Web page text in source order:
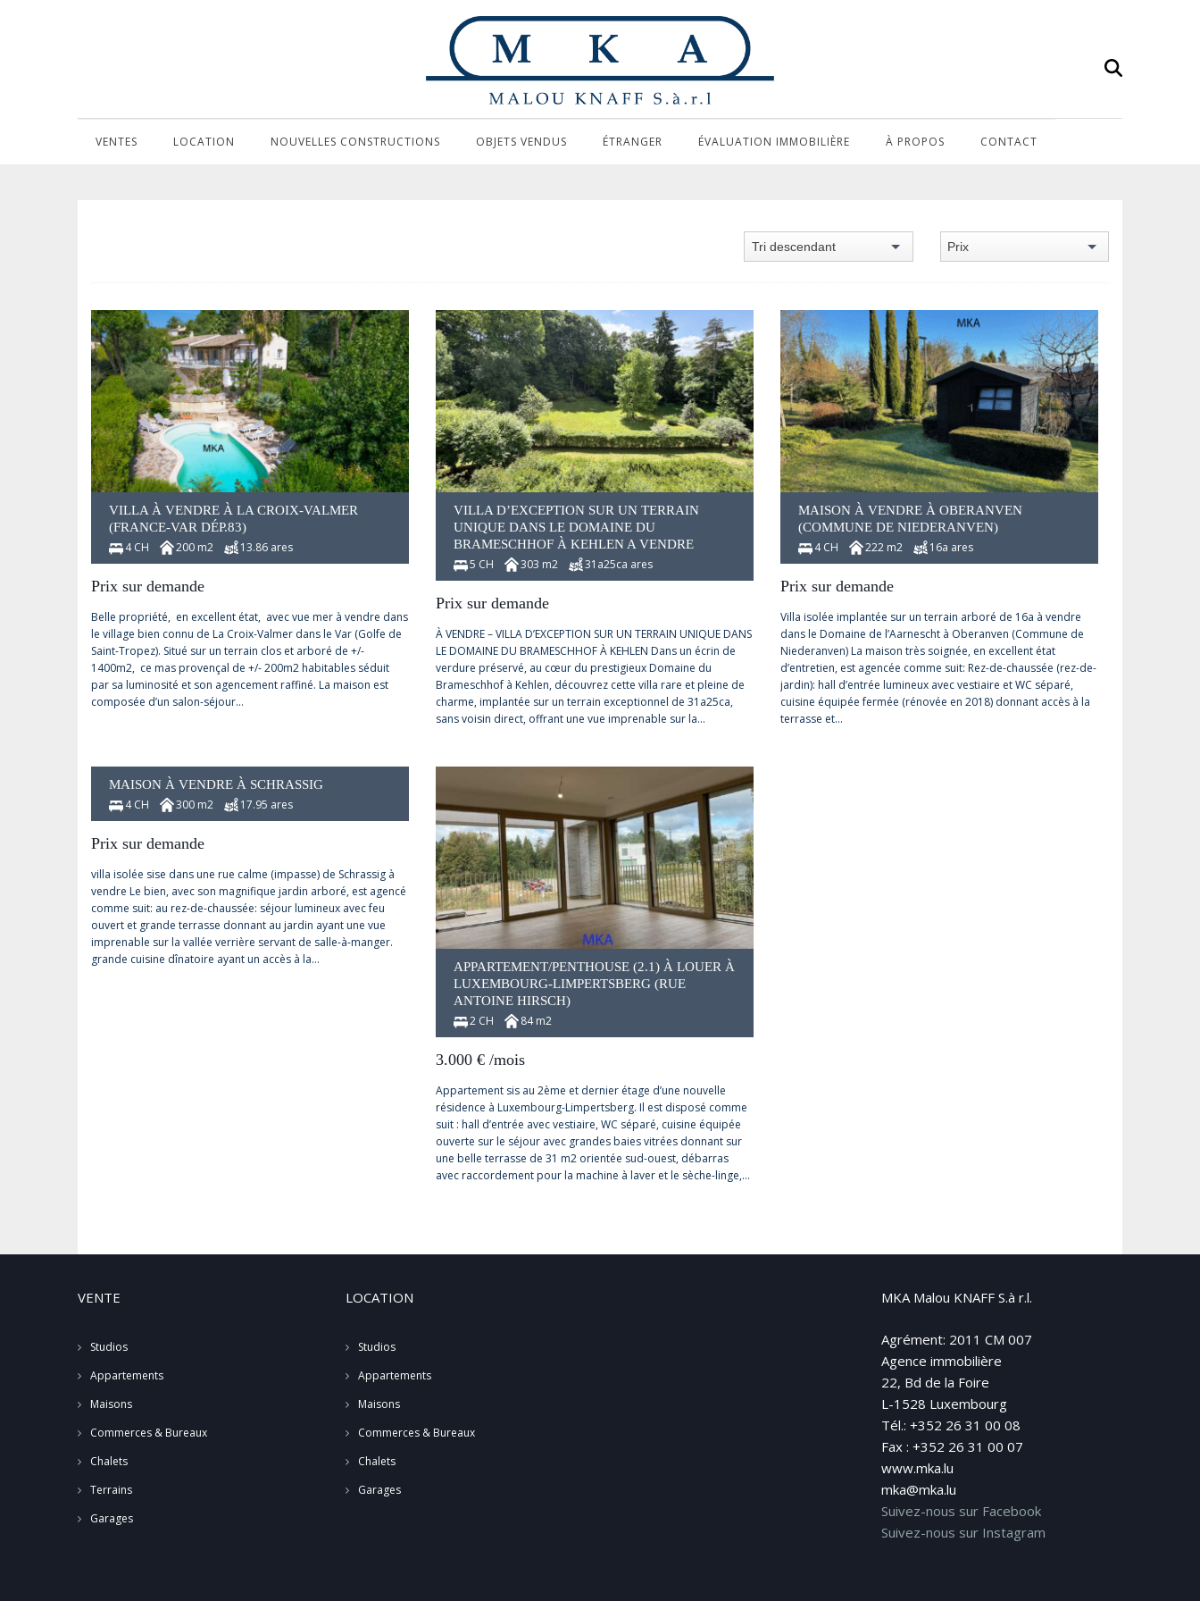
VENTES LOCATION NOUVELLES CONSTRUCTIONS OBJETS VENDUS ÉTRANGER ÉVALUATION IMMOBILIÈRE À PROPOS CONTACT
Tri descendant Prix
VILLA À VENDRE À LA CROIX-VALMER
(FRANCE-VAR DÉP.83)
4 CH 200 m2 13.86 ares
Prix sur demande
Belle propriété, en excellent état, avec vue mer à vendre dans
le village bien connu de La Croix-Valmer dans le Var (Golfe de
Saint-Tropez). Situé sur un terrain clos et arboré de +/-
1400m2, ce mas provençal de +/- 200m2 habitables séduit
par sa luminosité et son agencement raffiné. La maison est
composée d’un salon-séjour…
VILLA D’EXCEPTION SUR UN TERRAIN
UNIQUE DANS LE DOMAINE DU
BRAMESCHHOF À KEHLEN A VENDRE
5 CH 303 m2 31a25ca ares
Prix sur demande
À VENDRE – VILLA D’EXCEPTION SUR UN TERRAIN UNIQUE DANS
LE DOMAINE DU BRAMESCHHOF À KEHLEN Dans un écrin de
verdure préservé, au cœur du prestigieux Domaine du
Brameschhof à Kehlen, découvrez cette villa rare et pleine de
charme, implantée sur un terrain exceptionnel de 31a25ca,
sans voisin direct, offrant une vue imprenable sur la…
MAISON À VENDRE À OBERANVEN
(COMMUNE DE NIEDERANVEN)
4 CH 222 m2 16a ares
Prix sur demande
Villa isolée implantée sur un terrain arboré de 16a à vendre
dans le Domaine de l’Aarnescht à Oberanven (Commune de
Niederanven) La maison très soignée, en excellent état
d’entretien, est agencée comme suit: Rez-de-chaussée (rez-de-
jardin): hall d’entrée lumineux avec vestiaire et WC séparé,
cuisine équipée fermée (rénovée en 2018) donnant accès à la
terrasse et…
MAISON À VENDRE À SCHRASSIG
4 CH 300 m2 17.95 ares
Prix sur demande
villa isolée sise dans une rue calme (impasse) de Schrassig à
vendre Le bien, avec son magnifique jardin arboré, est agencé
comme suit: au rez-de-chaussée: séjour lumineux avec feu
ouvert et grande terrasse donnant au jardin ayant une vue
imprenable sur la vallée verrière servant de salle-à-manger.
grande cuisine dînatoire ayant un accès à la…
APPARTEMENT/PENTHOUSE (2.1) À LOUER À
LUXEMBOURG-LIMPERTSBERG (RUE
ANTOINE HIRSCH)
2 CH 84 m2
3.000 € /mois
Appartement sis au 2ème et dernier étage d’une nouvelle
résidence à Luxembourg-Limpertsberg. Il est disposé comme
suit : hall d’entrée avec vestiaire, WC séparé, cuisine équipée
ouverte sur le séjour avec grandes baies vitrées donnant sur
une belle terrasse de 31 m2 orientée sud-ouest, débarras
avec raccordement pour la machine à laver et le sèche-linge,…
VENTE
Studios
Appartements
Maisons
Commerces & Bureaux
Chalets
Terrains
Garages
LOCATION
Studios
Appartements
Maisons
Commerces & Bureaux
Chalets
Garages
MKA Malou KNAFF S.à r.l.
Agrément: 2011 CM 007
Agence immobilière
22, Bd de la Foire
L-1528 Luxembourg
Tél.: +352 26 31 00 08
Fax : +352 26 31 00 07
www.mka.lu
mka@mka.lu
Suivez-nous sur Facebook
Suivez-nous sur Instagram